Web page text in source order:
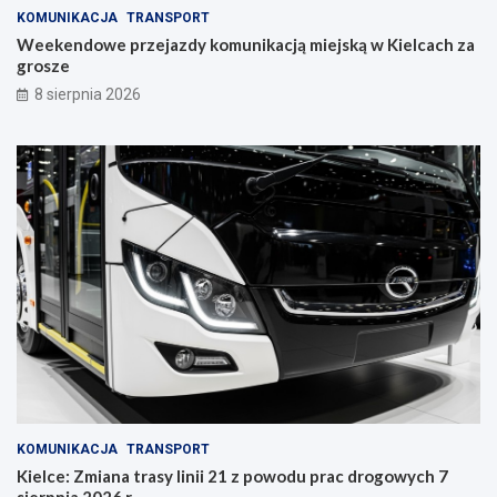
w
c
z
y
e
KOMUNIKACJA TRANSPORT
Weekendowe przejazdy komunikacją miejską w Kielcach za
grosze
8 sierpnia 2026
KOMUNIKACJA TRANSPORT
Kielce: Zmiana trasy linii 21 z powodu prac drogowych 7